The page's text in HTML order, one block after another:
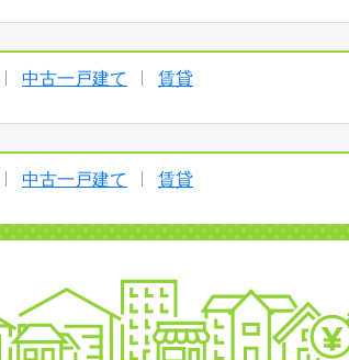
中古一戸建て 賃貸
中古一戸建て 賃貸